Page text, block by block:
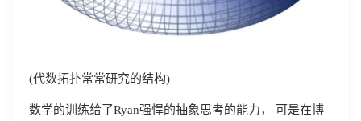
(代数拓扑常常研究的结构)
数学的训练给了Ryan强悍的抽象思考的能力， 可是在博